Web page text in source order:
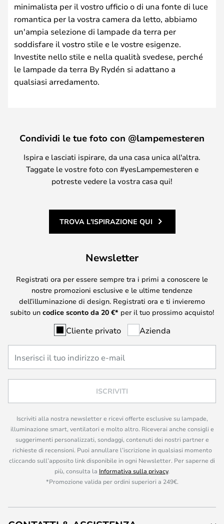
minimalista per il vostro ufficio o di una fonte di luce
romantica per la vostra camera da letto, abbiamo
un'ampia selezione di lampade da terra per
soddisfare il vostro stile e le vostre esigenze.
Investite nello stile e nella qualità svedese, perché
le lampade da terra By Rydén si adattano a
qualsiasi arredamento.
Condividi le tue foto con @lampemesteren
Ispira e lasciati ispirare, da una casa unica all'altra.
Taggate le vostre foto con #yesLampemesteren e
potreste vedere la vostra casa qui!
TROVA L'ISPIRAZIONE QUI
Newsletter
Registrati ora per essere sempre tra i primi a conoscere le
nostre promozioni esclusive e le ultime tendenze
dell’illuminazione di design. Registrati ora e ti invieremo
subito un codice sconto da 20 €* per il tuo prossimo acquisto!
Cliente privato Azienda
ISCRIVITI
Iscriviti alla nostra newsletter e ricevi offerte esclusive su lampade,
illuminazione smart, ventilatori e molto altro. Riceverai anche consigli e
suggerimenti personalizzati, sondaggi, contenuti dei nostri partner e
richieste di recensioni. Puoi annullare l’iscrizione in qualsiasi momento
cliccando sull’apposito link disponibile in ogni Newsletter. Per saperne di
più, consulta la Informativa sulla privacy.
*Promozione valida per ordini superiori a 249€.